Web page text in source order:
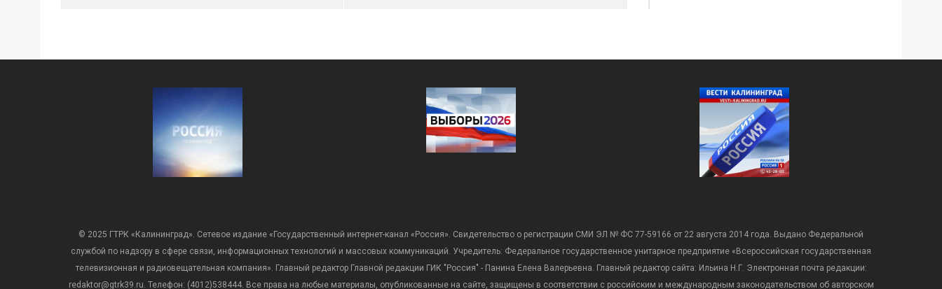
© 2025 ГТРК «Калининград». Сетевое издание «Государственный интернет-канал «Россия». Свидетельство о регистрации СМИ ЭЛ № ФС 77-59166 от 22 августа 2014 года. Выдано Федеральной
службой по надзору в сфере связи, информационных технологий и массовых коммуникаций. Учредитель: Федеральное государственное унитарное предприятие «Всероссийская государственная
телевизионная и радиовещательная компания». Главный редактор Главной редакции ГИК "Россия" - Панина Елена Валерьевна. Главный редактор сайта: Ильина Н.Г. Электронная почта редакции:
redaktor@gtrk39.ru. Телефон: (4012)538444. Все права на любые материалы, опубликованные на сайте, защищены в соответствии с российским и международным законодательством об авторском